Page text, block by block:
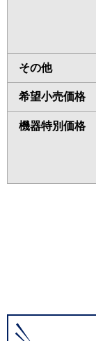
その他
希望小売価格
機器特別価格